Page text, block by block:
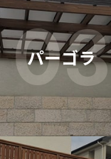
パーゴラ
03